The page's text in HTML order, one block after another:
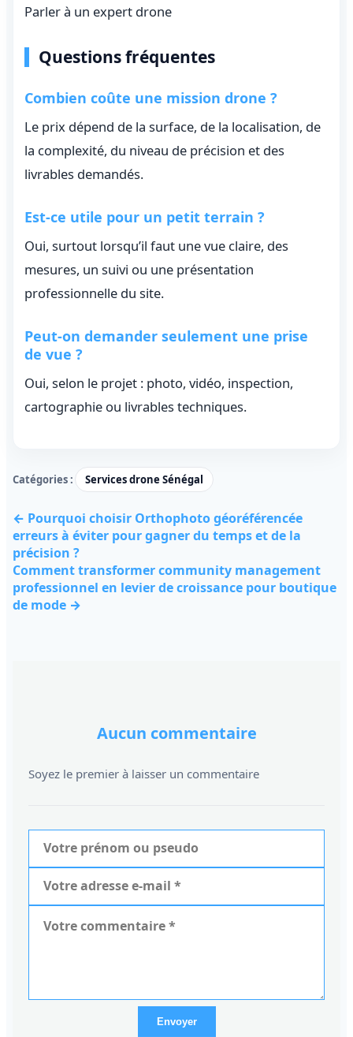
Parler à un expert drone
Questions fréquentes
Combien coûte une mission drone ?
Le prix dépend de la surface, de la localisation, de
la complexité, du niveau de précision et des
livrables demandés.
Est-ce utile pour un petit terrain ?
Oui, surtout lorsqu’il faut une vue claire, des
mesures, un suivi ou une présentation
professionnelle du site.
Peut-on demander seulement une prise
de vue ?
Oui, selon le projet : photo, vidéo, inspection,
cartographie ou livrables techniques.
Catégories : Services drone Sénégal
← Pourquoi choisir Orthophoto géoréférencée
erreurs à éviter pour gagner du temps et de la
précision ?
Comment transformer community management
professionnel en levier de croissance pour boutique
de mode →
Aucun commentaire
Soyez le premier à laisser un commentaire
Envoyer